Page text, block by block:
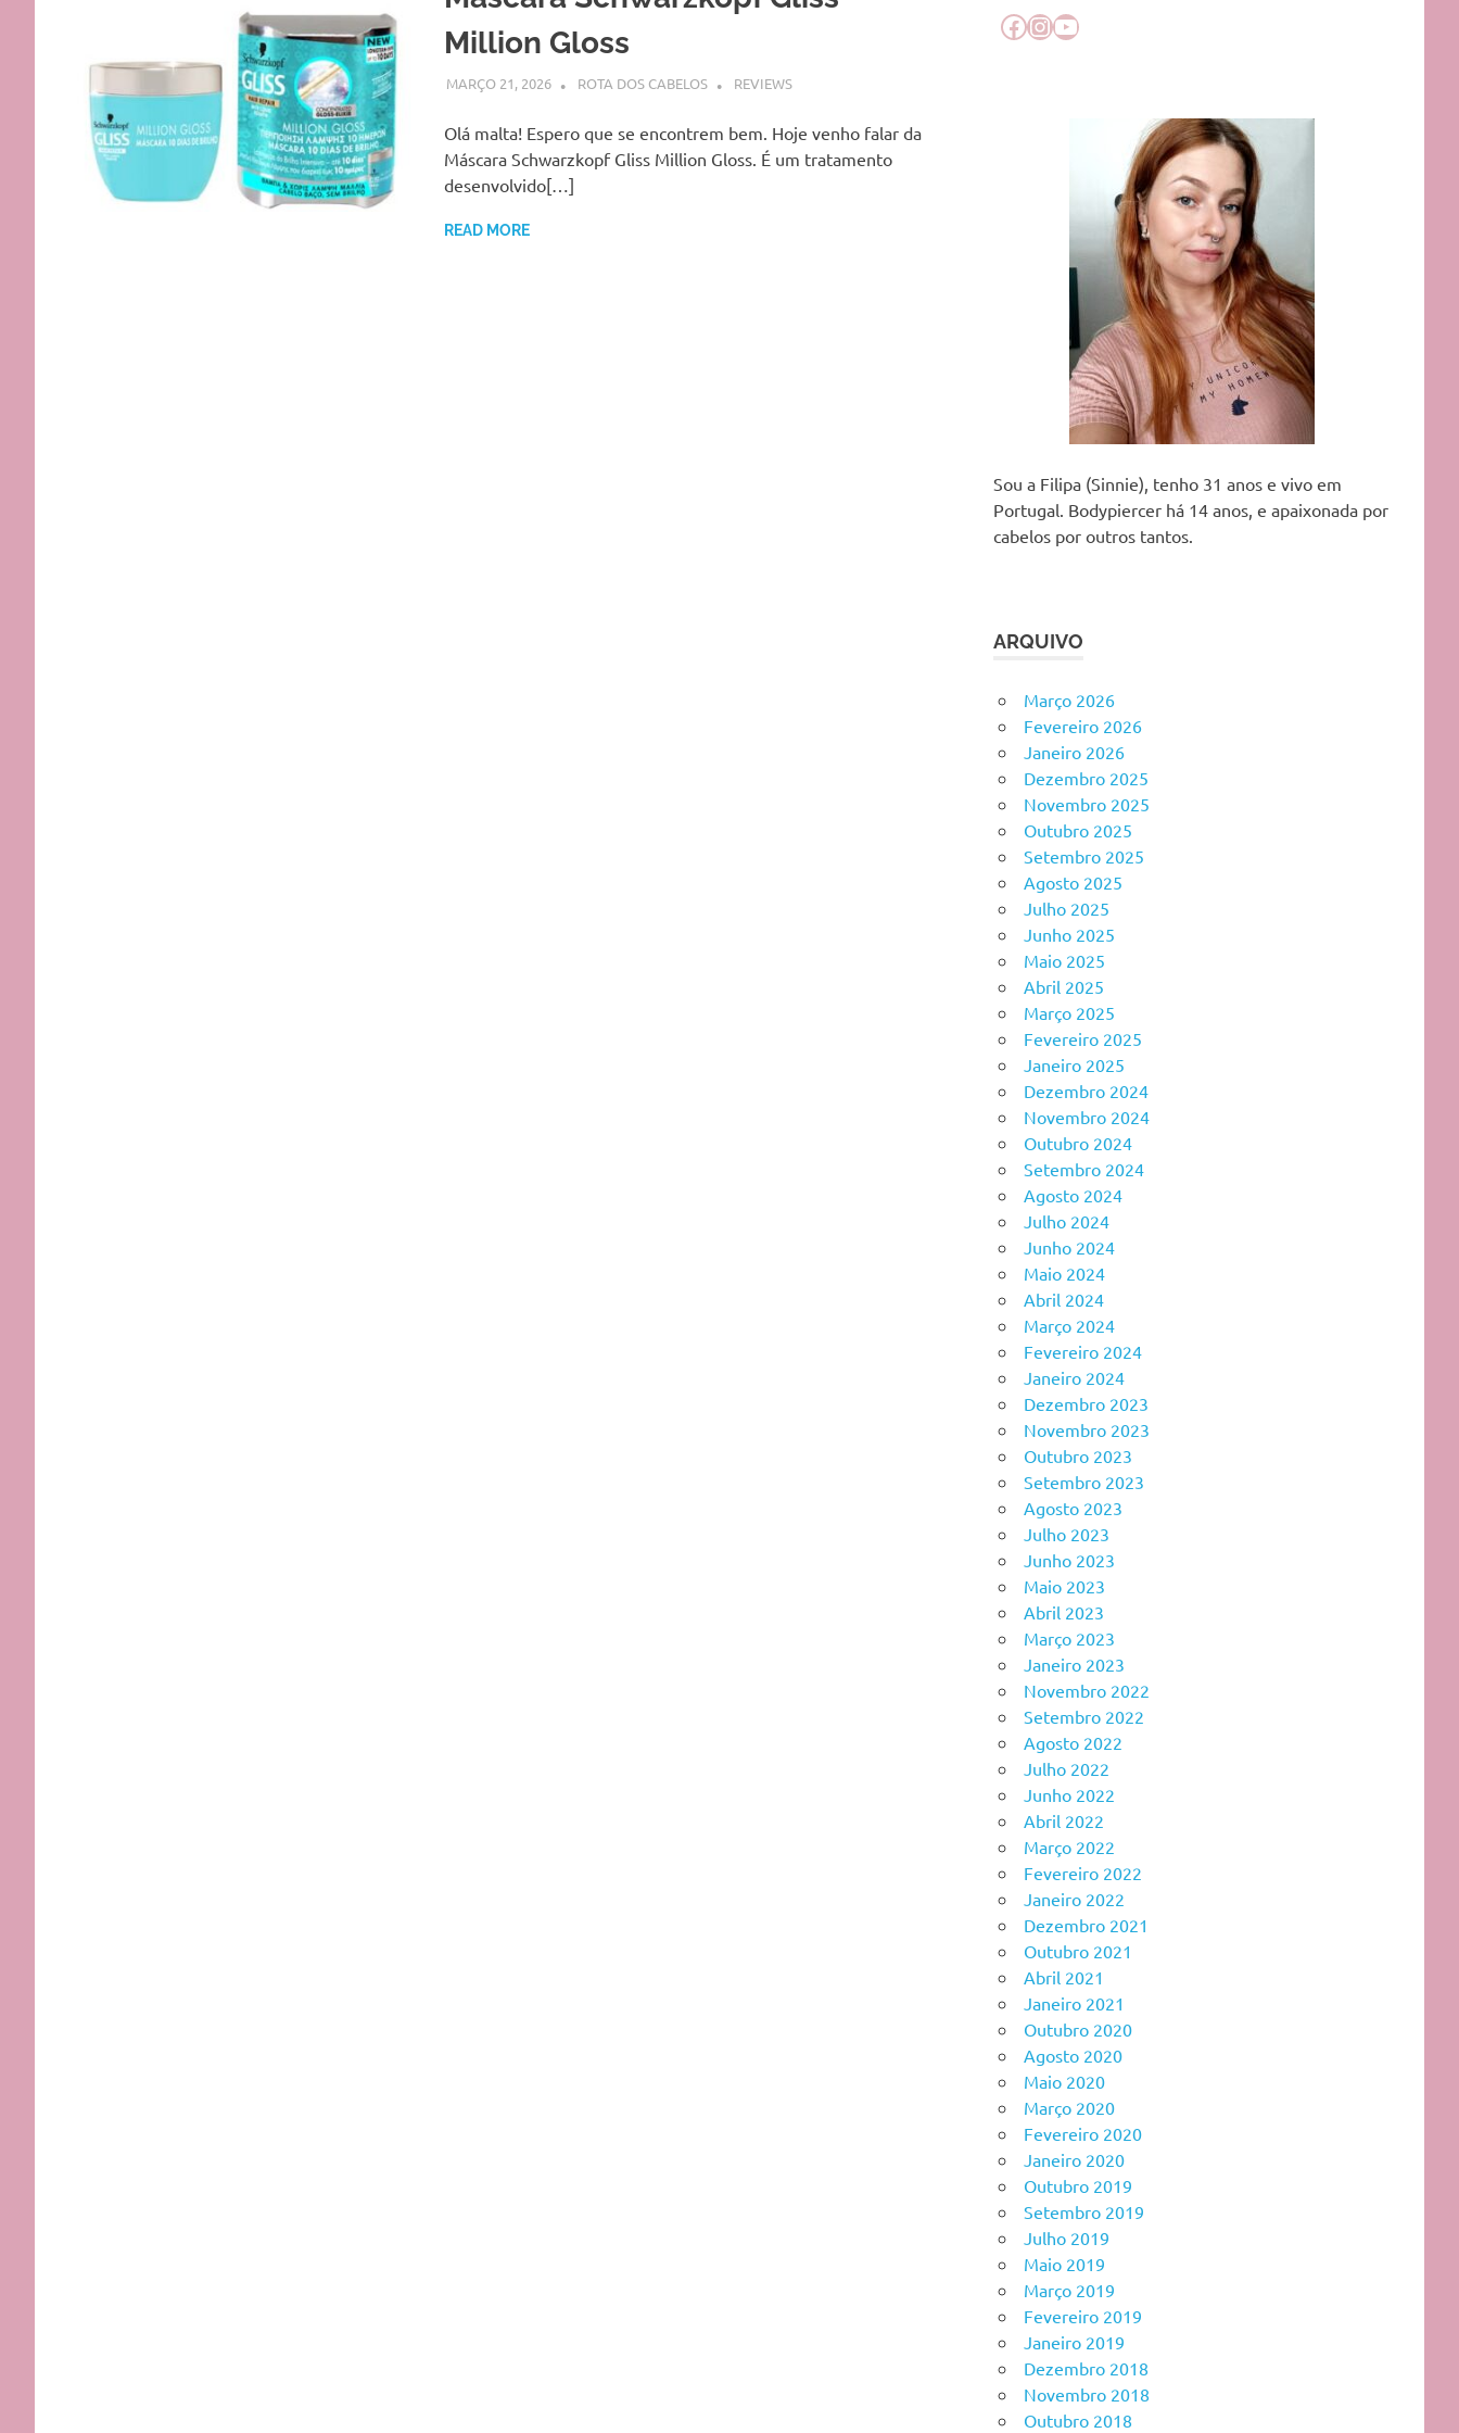
Million Gloss
MARÇO 21, 2026 ROTA DOS CABELOS REVIEWS
Olá malta! Espero que se encontrem bem. Hoje venho falar da
Máscara Schwarzkopf Gliss Million Gloss. É um tratamento
desenvolvido[…]
READ MORE
Facebook
Instagram
YouTube
Sou a Filipa (Sinnie), tenho 31 anos e vivo em
Portugal. Bodypiercer há 14 anos, e apaixonada por
cabelos por outros tantos.
ARQUIVO
Março 2026
Fevereiro 2026
Janeiro 2026
Dezembro 2025
Novembro 2025
Outubro 2025
Setembro 2025
Agosto 2025
Julho 2025
Junho 2025
Maio 2025
Abril 2025
Março 2025
Fevereiro 2025
Janeiro 2025
Dezembro 2024
Novembro 2024
Outubro 2024
Setembro 2024
Agosto 2024
Julho 2024
Junho 2024
Maio 2024
Abril 2024
Março 2024
Fevereiro 2024
Janeiro 2024
Dezembro 2023
Novembro 2023
Outubro 2023
Setembro 2023
Agosto 2023
Julho 2023
Junho 2023
Maio 2023
Abril 2023
Março 2023
Janeiro 2023
Novembro 2022
Setembro 2022
Agosto 2022
Julho 2022
Junho 2022
Abril 2022
Março 2022
Fevereiro 2022
Janeiro 2022
Dezembro 2021
Outubro 2021
Abril 2021
Janeiro 2021
Outubro 2020
Agosto 2020
Maio 2020
Março 2020
Fevereiro 2020
Janeiro 2020
Outubro 2019
Setembro 2019
Julho 2019
Maio 2019
Março 2019
Fevereiro 2019
Janeiro 2019
Dezembro 2018
Novembro 2018
Outubro 2018